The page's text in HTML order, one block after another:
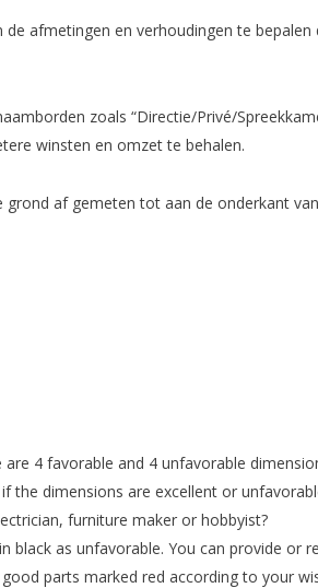
afmetingen en verhoudingen te bepalen
zoals “Directie/Privé/
winsten en omzet te behalen.
af gemeten tot aan de onderkant
4 favorable and 4 unfavorable
the dimensions are excellent or
furniture maker or hobbyist?
as unfavorable. You can provide or
parts marked red according to your